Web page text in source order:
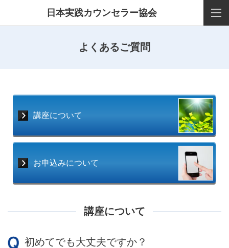
日本実践カウンセラー協会
よくあるご質問
講座について
お申込みについて
講座について
初めてでも大丈夫ですか？